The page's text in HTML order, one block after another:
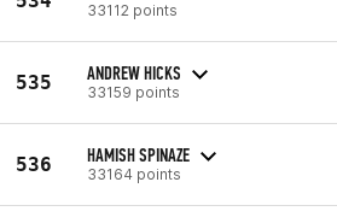
33112 points
535 ANDREW HICKS
33159 points
536 HAMISH SPINAZE
33164 points